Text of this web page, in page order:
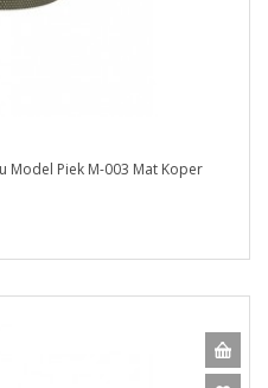
Model Piek M-003 Mat Koper